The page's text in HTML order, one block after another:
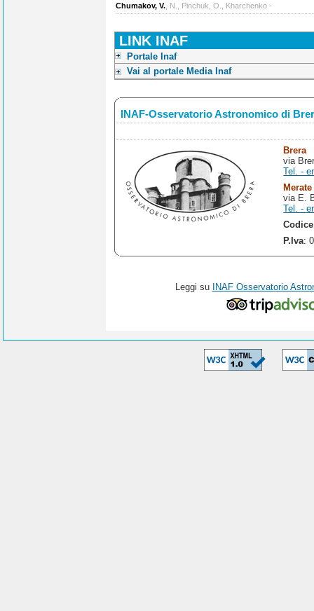
Chumakov, V. , N., Pinchuk, O., Kharchenko -
LINK INAF
Portale Inaf
Vai al portale Media Inaf
INAF-Osservatorio Astronomico di
Brera
via
Tel. -
Merate
via E.
Tel. -
P.Iva:
Leggi su INAF Osservatorio